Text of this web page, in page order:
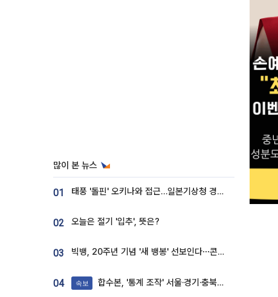
많이 본 뉴스
01 태풍 '돌핀' 오키나와 접근…일본기상청 경로 업데이트
02 오늘은 절기 '입추', 뜻은?
03 빅뱅, 20주년 기념 '새 뱅봉' 선보인다⋯콘서트 앞두고 팝업 개최
04 속보 합수본, '통계 조작' 서울·경기·충북 선관위 등 추가 압수수색